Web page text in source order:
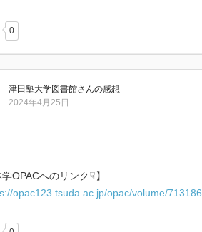
0
津田塾大学図書館さんの感想
2024年4月25日
学OPACへのリンク☟】
opac123.tsuda.ac.jp/opac/volume/713186